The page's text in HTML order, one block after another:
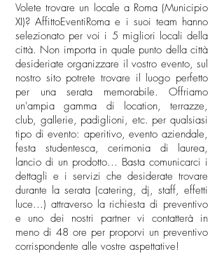
Volete trovare un locale a Roma (Municipio
XI)? AffittoEventiRoma e i suoi team hanno
selezionato per voi i 5 migliori locali della
città. Non importa in quale punto della città
desideriate organizzare il vostro evento, sul
nostro sito potrete trovare il luogo perfetto
per una serata memorabile. Offriamo
un'ampia gamma di location, terrazze,
club, gallerie, padiglioni, etc. per qualsiasi
tipo di evento: aperitivo, evento aziendale,
festa studentesca, cerimonia di laurea,
lancio di un prodotto... Basta comunicarci i
dettagli e i servizi che desiderate trovare
durante la serata (catering, dj, staff, effetti
luce...) attraverso la richiesta di preventivo
e uno dei nostri partner vi contatterà in
meno di 48 ore per proporvi un preventivo
corrispondente alle vostre aspettative!